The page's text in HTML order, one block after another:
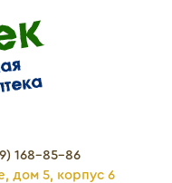
168-85-86
дом 5, корпус 6